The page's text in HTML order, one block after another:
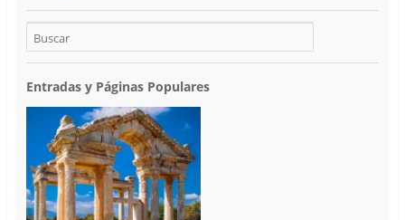
Entradas y Páginas Populares